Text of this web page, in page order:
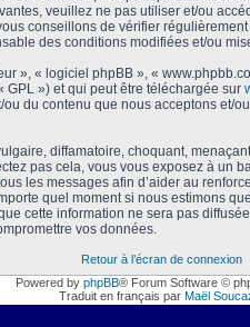
veuillez ne pas utiliser et/ou
conseillons de vérifier
des conditions modifiées et/ou
», « logiciel phpBB », «
GPL ») et qui peut être téléchargée sur
du contenu que nous acceptons et/
diffamatoire, choquant,
pas cela, vous vous exposez à un
les messages afin d’aider au
quel moment si nous estimons
cette information ne sera pas
vos données.
Retour à l’écran de connexion
Powered by phpBB® Forum Software ©
Traduit en français par Maël